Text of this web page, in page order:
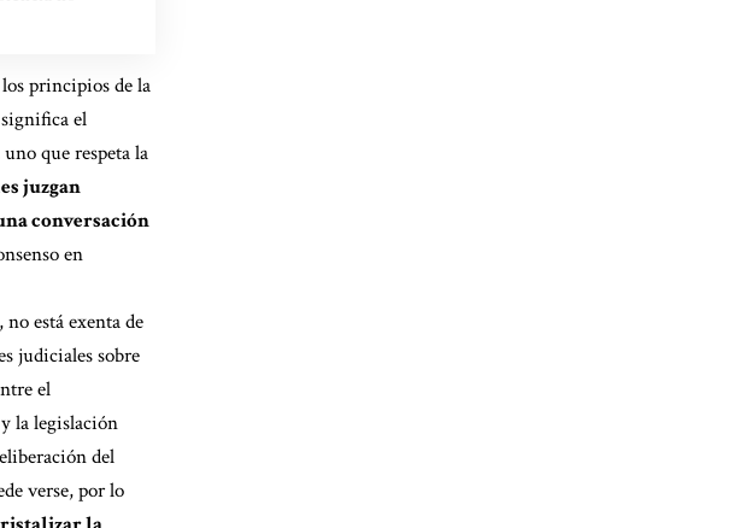
principios de la
el
que respeta la
juzgan
conversación
en
está exenta de
judiciales sobre
el
la legislación
del
verse, por lo